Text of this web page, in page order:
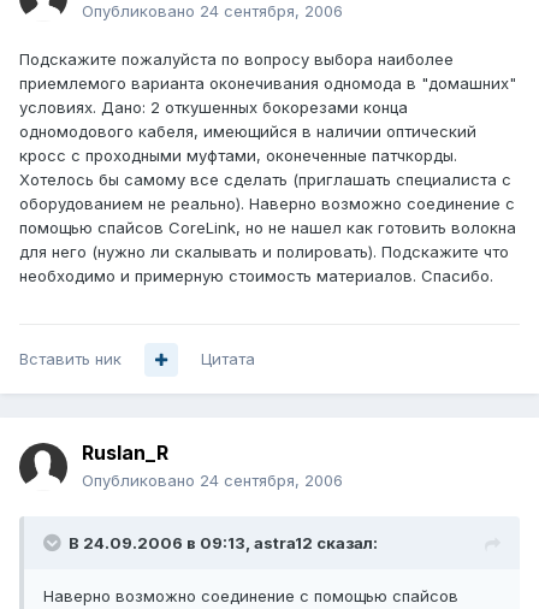
Опубликовано 24 сентября, 2006
Подскажите пожалуйста по вопросу выбора наиболее
приемлемого варианта оконечивания одномода в "домашних"
условиях. Дано: 2 откушенных бокорезами конца
одномодового кабеля, имеющийся в наличии оптический
кросс с проходными муфтами, оконеченные патчкорды.
Хотелось бы самому все сделать (приглашать специалиста с
оборудованием не реально). Наверно возможно соединение с
помощью спайсов CoreLink, но не нашел как готовить волокна
для него (нужно ли скалывать и полировать). Подскажите что
необходимо и примерную стоимость материалов. Спасибо.
Вставить ник Цитата
Ruslan_R
Опубликовано 24 сентября, 2006
В 24.09.2006 в 09:13, astra12 сказал:
Наверно возможно соединение с помощью спайсов